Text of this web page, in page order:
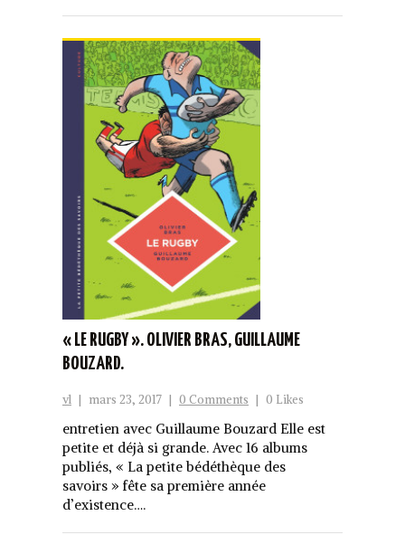
« LE RUGBY ». OLIVIER BRAS, GUILLAUME
BOUZARD.
vl | mars 23, 2017 | 0 Comments | 0 Likes
entretien avec Guillaume Bouzard Elle est
petite et déjà si grande. Avec 16 albums
publiés, « La petite bédéthèque des
savoirs » fête sa première année
d’existence….